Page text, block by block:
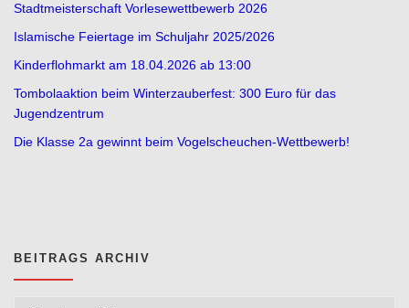
Stadtmeisterschaft Vorlesewettbewerb 2026
Islamische Feiertage im Schuljahr 2025/2026
Kinderflohmarkt am 18.04.2026 ab 13:00
Tombolaaktion beim Winterzauberfest: 300 Euro für das
Jugendzentrum
Die Klasse 2a gewinnt beim Vogelscheuchen-Wettbewerb!
BEITRAGS ARCHIV